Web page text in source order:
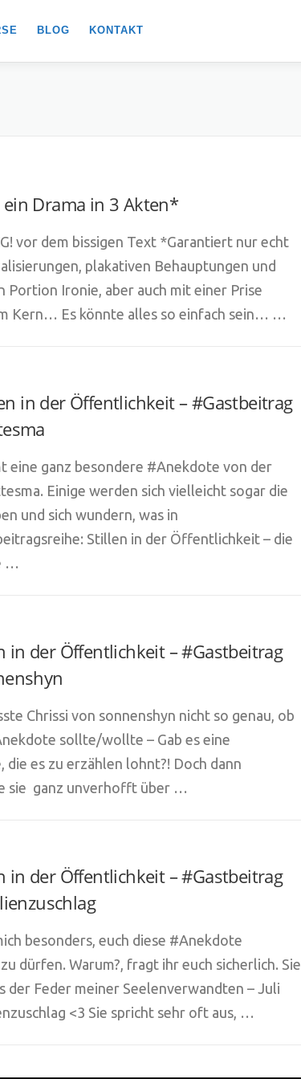
BLOG KONTAKT
ein Drama in 3 Akten*
vor dem bissigen Text *Garantiert nur echt
plakativen Behauptungen und
Portion Ironie, aber auch mit einer Prise
Kern… Es könnte alles so einfach sein… …
in der Öffentlichkeit – #Gastbeitrag
eine ganz besondere #Anekdote von der
Einige werden sich vielleicht sogar die
und sich wundern, was in
Stillen in der Öffentlichkeit – die
…
in der Öffentlichkeit – #Gastbeitrag
Chrissi von sonnenshyn nicht so genau, ob
sollte/wollte – Gab es eine
die es zu erzählen lohnt?! Doch dann
sie ganz unverhofft über …
in der Öffentlichkeit – #Gastbeitrag
besonders, euch diese #Anekdote
dürfen. Warum?, fragt ihr euch sicherlich. Sie
der Feder meiner Seelenverwandten – Juli
<3 Sie spricht sehr oft aus, …